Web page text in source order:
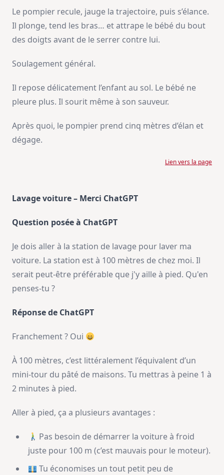
Le pompier recule, jauge la trajectoire, puis s’élance.
Il plonge, tend les bras… et attrape le bébé du bout
des doigts avant de le serrer contre lui.
Soulagement général.
Il repose délicatement l’enfant au sol. Le bébé ne
pleure plus. Il sourit même à son sauveur.
Après quoi, le pompier prend cinq mètres d’élan et
dégage.
Lien vers la page
Lavage voiture – Merci ChatGPT
Question posée à ChatGPT
Je dois aller à la station de lavage pour laver ma
voiture. La station est à 100 mètres de chez moi. Il
serait peut-être préférable que j'y aille à pied. Qu'en
penses-tu ?
Réponse de ChatGPT
Franchement ? Oui
À 100 mètres, c’est littéralement l’équivalent d’un
mini-tour du pâté de maisons. Tu mettras à peine 1 à
2 minutes à pied.
Aller à pied, ça a plusieurs avantages :
Pas besoin de démarrer la voiture à froid
juste pour 100 m (c’est mauvais pour le moteur).
Tu économises un tout petit peu de